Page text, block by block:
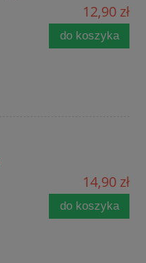
12,90 zł
do koszyka
14,90 zł
do koszyka